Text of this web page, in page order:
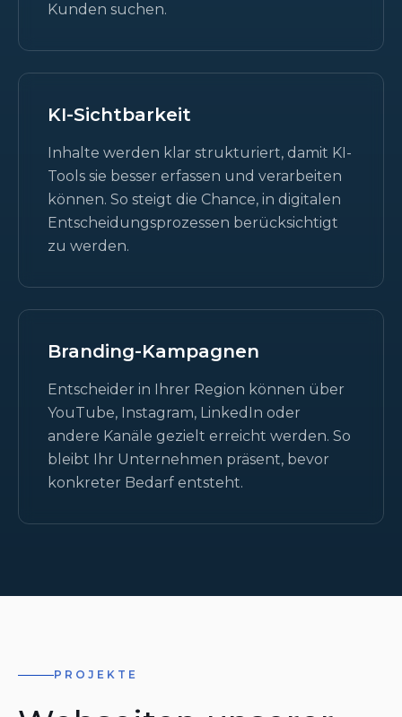
Kunden suchen.
KI-Sichtbarkeit
Inhalte werden klar strukturiert, damit KI-
Tools sie besser erfassen und verarbeiten
können. So steigt die Chance, in digitalen
Entscheidungsprozessen berücksichtigt
zu werden.
Branding-Kampagnen
Entscheider in Ihrer Region können über
YouTube, Instagram, LinkedIn oder
andere Kanäle gezielt erreicht werden. So
bleibt Ihr Unternehmen präsent, bevor
konkreter Bedarf entsteht.
PROJEKTE